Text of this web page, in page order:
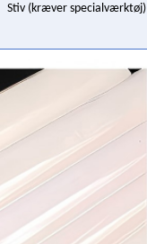
Stiv (kræver specialværktøj)